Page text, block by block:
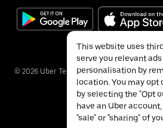
© 2026 Uber Technologies Inc.
This website uses
serve you relevant
personalisation by
location. You may opt
by selecting the "Opt
have an Uber
"sale" or "sharing" of